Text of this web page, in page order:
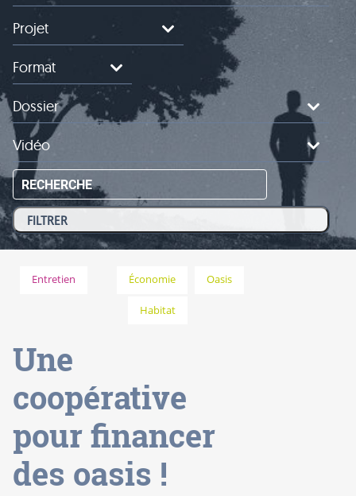
Projet
Format
Dossier
Vidéo
RECHERCHE
Entretien Économie
Habitat
Oasis
Une
coopérative
pour financer
des oasis !